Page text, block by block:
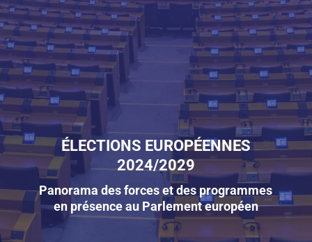
ÉLECTIONS EUROPÉENNES
2024/2029
Panorama des forces et des programmes
en présence au Parlement européen